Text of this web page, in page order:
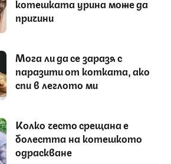
котешката урина може да
причини
Мога ли да се заразя с
паразити от котката, ако
спи в леглото ми
Колко често срещана е
болестта на котешкото
одраскване